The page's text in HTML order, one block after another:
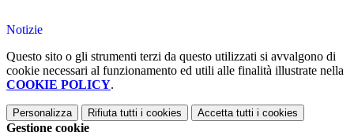
Notizie
Questo sito o gli strumenti terzi da questo utilizzati si avvalgono di
cookie necessari al funzionamento ed utili alle finalità illustrate nella
COOKIE POLICY.
Personalizza Rifiuta tutti i cookies Accetta tutti i cookies
Gestione cookie